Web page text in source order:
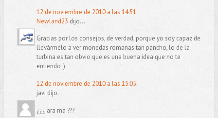
12 de noviembre de 2010 a las 14:51
Newland23 dijo...
Gracias por los consejos, de verdad, porque yo soy capaz de
llevármelo a ver monedas romanas tan pancho, lo de la
turbina es tan obvio que es una buena idea que no te
entiendo :)
12 de noviembre de 2010 a las 15:05
javi dijo...
¿¿¿ ara ma ???